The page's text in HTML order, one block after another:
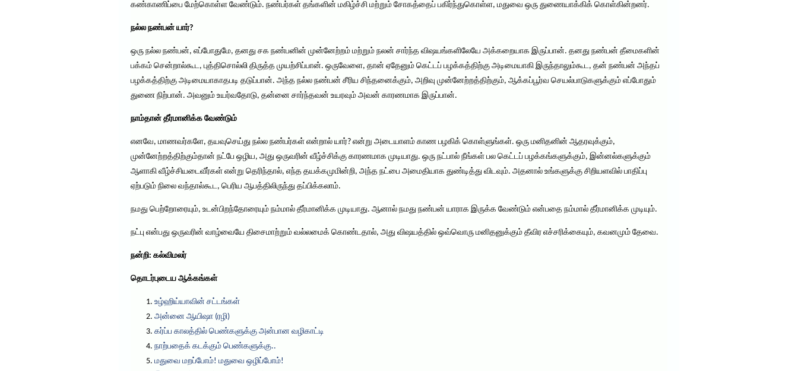
கண்காணிப்பை மேற்கொள்ள வேண்டும். நண்பர்கள் தங்களின் மகிழ்ச்சி மற்றும் சோகத்தைப் பகிர்ந்துகொள்ள, மதுவை ஒரு துணையாக்கிக் கொள்கின்றனர்.
நல்ல நண்பன் யார்?
ஒரு நல்ல நண்பன், எப்போதுமே, தனது சக நண்பனின் முன்னேற்றம் மற்றும் நலன் சார்ந்த விஷயங்களிலேயே அக்கறையாக இருப்பான். தனது நண்பன் தீமைகளின்
பக்கம் சென்றால்கூட, புத்திசொல்லி திருத்த முயற்சிப்பான். ஒருவேளை, தான் ஏதேனும் கெட்டப் பழக்கத்திற்கு அடிமையாகி இருந்தாலும்கூட, தன் நண்பன் அந்தப்
பழக்கத்திற்கு அடிமையாகாதபடி தடுப்பான். அந்த நல்ல நண்பன் சீரிய சிந்தனைக்கும், அறிவு முன்னேற்றத்திற்கும், ஆக்கப்பூர்வ செயல்பாடுகளுக்கும் எப்போதும்
துணை நிற்பான். அவனும் உயர்வதோடு, தன்னை சார்ந்தவன் உயரவும் அவன் காரணமாக இருப்பான்.
நாம்தான் தீர்மானிக்க வேண்டும்
எனவே, மாணவர்களே, தயவுசெய்து நல்ல நண்பர்கள் என்றால் யார்? என்று அடையாளம் காண பழகிக் கொள்ளுங்கள். ஒரு மனிதனின் ஆதரவுக்கும்,
முன்னேற்றத்திற்கும்தான் நட்பே ஒழிய, அது ஒருவரின் வீழ்ச்சிக்கு காரணமாக முடியாது. ஒரு நட்பால் நீங்கள் பல கெட்டப் பழக்கங்களுக்கும், இன்னல்களுக்கும்
ஆளாகி வீழ்ச்சியடைவீர்கள் என்று தெரிந்தால், எந்த தயக்கமுமின்றி, அந்த நட்பை அமைதியாக துண்டித்து விடவும். அதனால் உங்களுக்கு சிறியளவில் பாதிப்பு
ஏற்படும் நிலை வந்தால்கூட, பெரிய ஆபத்திலிருந்து தப்பிக்கலாம்.
நமது பெற்றோரையும், உடன்பிறந்தோரையும் நம்மால் தீர்மானிக்க முடியாது. ஆனால் நமது நண்பன் யாராக இருக்க வேண்டும் என்பதை நம்மால் தீர்மானிக்க முடியும்.
நட்பு என்பது ஒருவரின் வாழ்வையே திசைமாற்றும் வல்லமைக் கொண்டதால், அது விஷயத்தில் ஒவ்வொரு மனிதனுக்கும் தீவிர எச்சரிக்கையும், கவனமும் தேவை.
நன்றி: கல்விமலர்
தொடர்புடைய ஆக்கங்கள்
உழ்ஹிய்யாவின் சட்டங்கள்
அன்னை ஆயிஷா (ரழி)
கர்ப்ப காலத்தில் பெண்களுக்கு அன்பான வழிகாட்டி
நாற்பதைக் கடக்கும் பெண்களுக்கு..
மதுவை மறப்போம்! மதுவை ஒழிப்போம்!